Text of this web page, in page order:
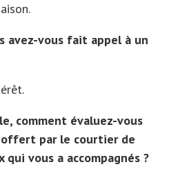
avez-vous fait appel à un
comment évaluez-vous
offert par le courtier de
qui vous a accompagnés ?